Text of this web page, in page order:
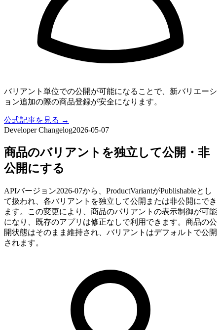
バリアント単位での公開が可能になることで、新バリエーシ
ョン追加の際の商品登録が安全になります。
公式記事を見る →
Developer Changelog2026-05-07
商品のバリアントを独立して公開・非
公開にする
APIバージョン2026-07から、ProductVariantがPublishableとし
て扱われ、各バリアントを独立して公開または非公開にでき
ます。この変更により、商品のバリアントの表示制御が可能
になり、既存のアプリは修正なしで利用できます。商品の公
開状態はそのまま維持され、バリアントはデフォルトで公開
されます。